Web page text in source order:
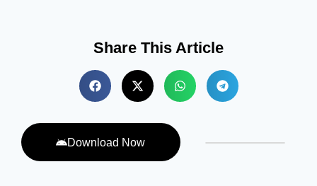
Share This Article
Download Now